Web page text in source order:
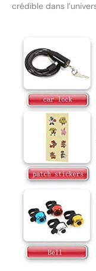
crédible dans